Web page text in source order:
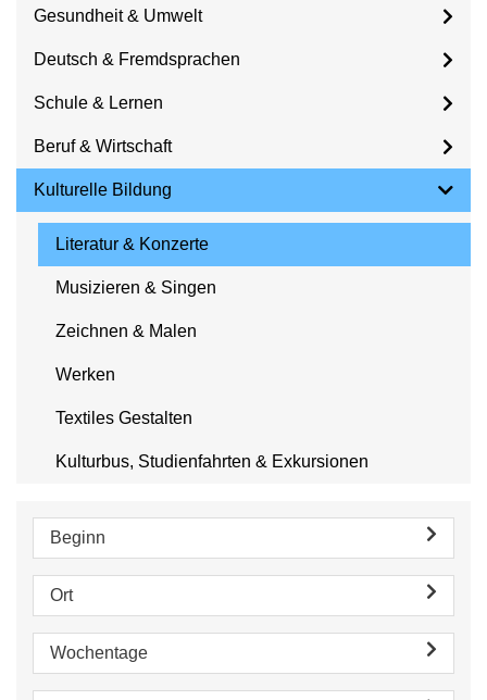
Gesundheit & Umwelt
Deutsch & Fremdsprachen
Schule & Lernen
Beruf & Wirtschaft
Kulturelle Bildung
Literatur & Konzerte
Musizieren & Singen
Zeichnen & Malen
Werken
Textiles Gestalten
Kulturbus, Studienfahrten & Exkursionen
Beginn
Ort
Wochentage